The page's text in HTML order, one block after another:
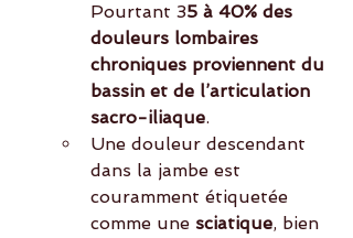
Pourtant 35 à 40% des
douleurs lombaires
chroniques proviennent du
bassin et de l’articulation
sacro-iliaque.
Une douleur descendant
dans la jambe est
couramment étiquetée
comme une sciatique, bien